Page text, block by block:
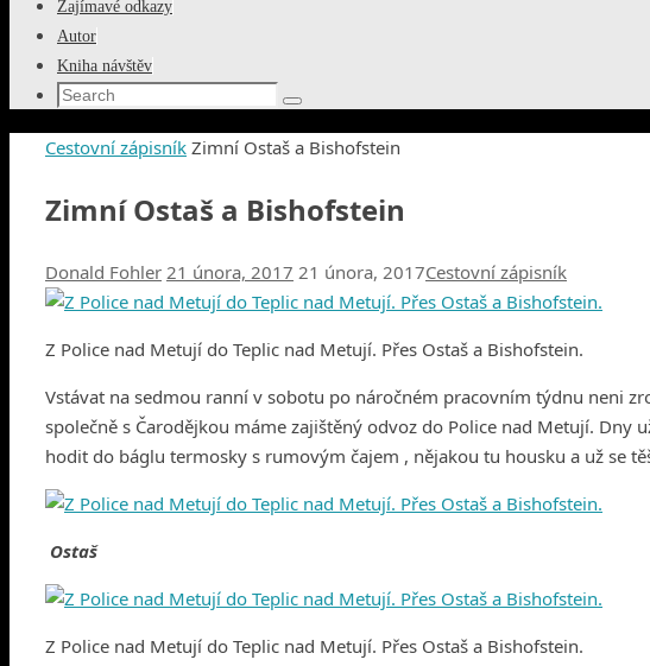
Zajímavé odkazy
Autor
Kniha návštěv
Search
Search
Home
Cestovní zápisník Zimní Ostaš a Bishofstein
Zimní Ostaš a Bishofstein
Donald Fohler 21 února, 2017 21 února, 2017Cestovní zápisník
Z Police nad Metují do Teplic nad Metují. Přes Ostaš a Bishofstein.
Vstávat na sedmou ranní v sobotu po náročném pracovním týdnu neni
společně s Čarodějkou máme zajištěný odvoz do Police nad Metují. Dny
hodit do báglu termosky s rumovým čajem , nějakou tu housku a už se
Ostaš
Z Police nad Metují do Teplic nad Metují. Přes Ostaš a Bishofstein.